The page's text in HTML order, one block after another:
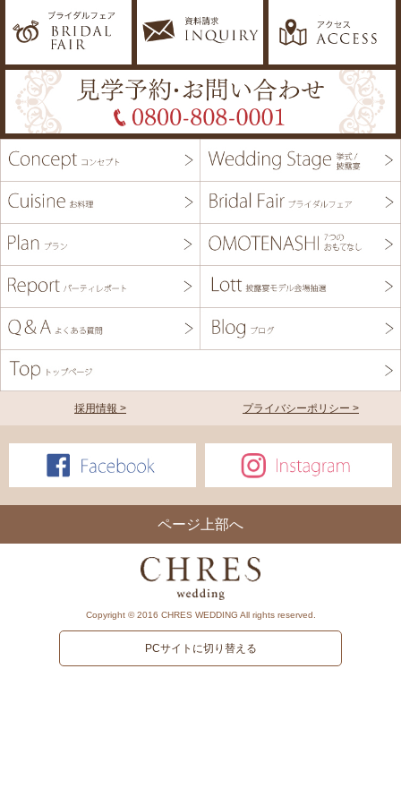
採用情報 > プライバシーポリシー >
ページ上部へ
Copyright © 2016 CHRES WEDDING All rights reserved.
PCサイトに切り替える